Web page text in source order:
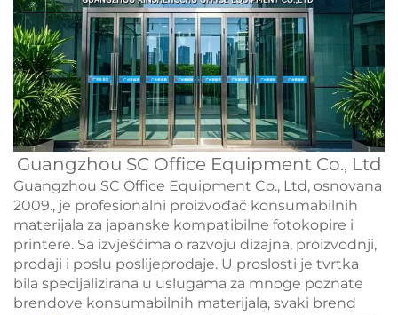
Guangzhou SC Office Equipment Co., Ltd
Guangzhou SC Office Equipment Co., Ltd, osnovana
2009., je profesionalni proizvođač konsumabilnih
materijala za japanske kompatibilne fotokopire i
printere. Sa izvješćima o razvoju dizajna, proizvodnji,
prodaji i poslu poslijeprodaje. U proslosti je tvrtka
bila specijalizirana u uslugama za mnoge poznate
brendove konsumabilnih materijala, svaki brend